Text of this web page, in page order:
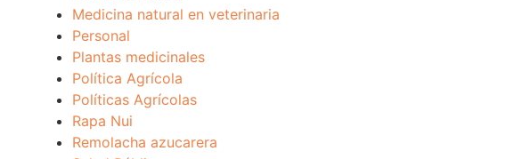
Medicina natural en veterinaria
Personal
Plantas medicinales
Política Agrícola
Políticas Agrícolas
Rapa Nui
Remolacha azucarera